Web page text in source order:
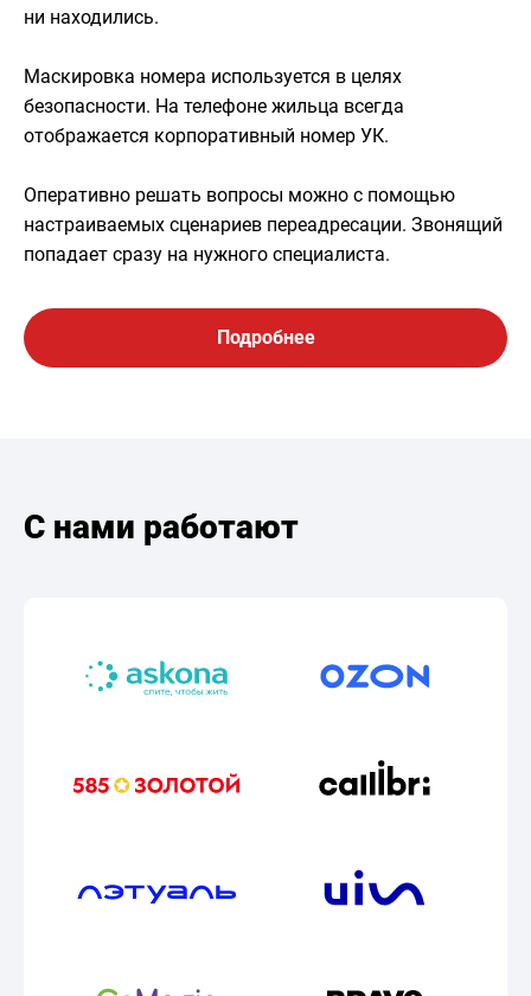
ни находились.
Маскировка номера используется в целях
безопасности. На телефоне жильца всегда
отображается корпоративный номер УК.
Оперативно решать вопросы можно с помощью
настраиваемых сценариев переадресации. Звонящий
попадает сразу на нужного специалиста.
Подробнее
С нами работают